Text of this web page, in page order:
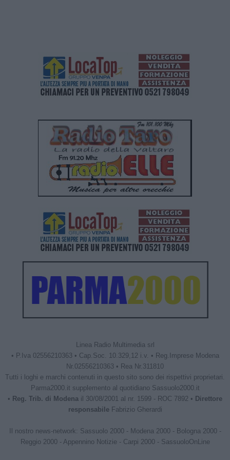
Linea Radio Multimedia srl
• P.Iva 02556210363 • Cap.Soc. 10.329,12 i.v. • Reg.Imprese Modena
Nr.02556210363 • Rea Nr.311810
Tutti i loghi e marchi contenuti in questo sito sono dei rispettivi proprietari.
Parma2000.it supplemento al quotidiano Sassuolo2000.it
• Reg. Trib. di Modena il 30/08/2001 al nr. 1599 - ROC 7892 • Direttore
responsabileFabrizio Gherardi
Il nostro news-network: Sassuolo 2000- Modena 2000- Bologna 2000-
Reggio 2000- Appennino Notizie - Carpi 2000- SassuoloOnLine